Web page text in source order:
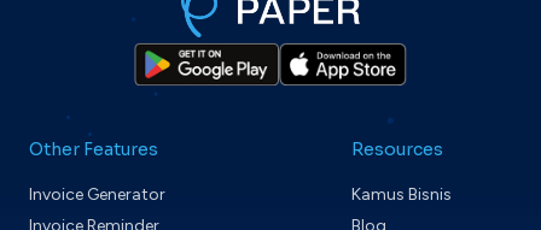
Other Features
Invoice Generator
Invoice Reminder
Resources
Kamus Bisnis
Blog